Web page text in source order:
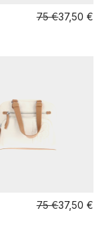
75 €37,50 €
75 €37,50 €